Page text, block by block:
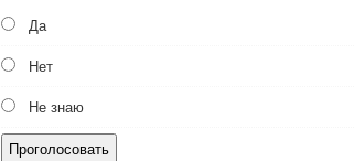
Да
Нет
Не знаю